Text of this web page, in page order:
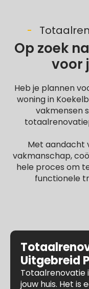
Op zoek
voor
Heb je plannen
woning in
vakmensen
Met aandacht
vakmanschap,
hele proces om
functionele
Uitgebreid
Totaalrenovatie
jouw huis. Het is